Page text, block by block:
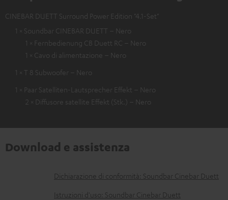
CINEBAR DUETT Surround Power Edition "4.1-Set"
1 × Soundbar CINEBAR DUETT – Nero
1 × Fernbedienung CB Duett RC – Nero
1 × Cavo di alimentazione – Nero
1 × T 8 Subwoofer – Nero
1 × Paar Satelliten-Lautsprecher Effekt – Nero
2 × Diffusore satellite Effekt (Stk.) – Nero
Download e assistenza
D
o
Dichiarazione di conformità: Soundbar Cinebar Duett
Istruzioni d'uso: Soundbar Cinebar Duett